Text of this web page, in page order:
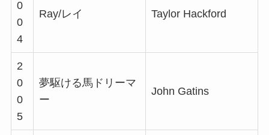
0
0
4
Ray/レイ Taylor Hackford
2
0
0
5
夢駆ける馬ドリーマ
ー
John Gatins